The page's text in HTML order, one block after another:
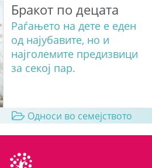
Бракот по децата
Раѓањето на дете е еден
од најубавите, но и
најголемите предизвици
за секој пар.
Односи во семејството